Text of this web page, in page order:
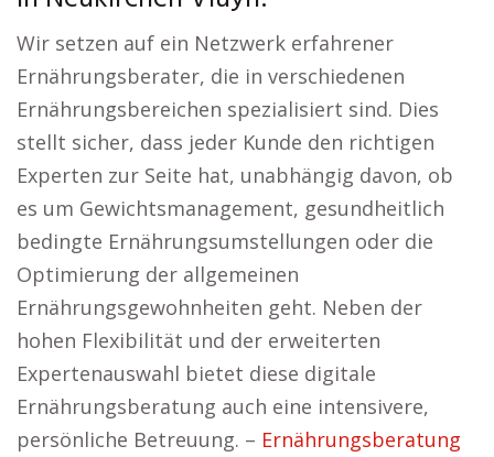
Wir setzen auf ein Netzwerk erfahrener
Ernährungsberater, die in verschiedenen
Ernährungsbereichen spezialisiert sind. Dies
stellt sicher, dass jeder Kunde den richtigen
Experten zur Seite hat, unabhängig davon, ob
es um Gewichtsmanagement, gesundheitlich
bedingte Ernährungsumstellungen oder die
Optimierung der allgemeinen
Ernährungsgewohnheiten geht. Neben der
hohen Flexibilität und der erweiterten
Expertenauswahl bietet diese digitale
Ernährungsberatung auch eine intensivere,
persönliche Betreuung. – Ernährungsberatung